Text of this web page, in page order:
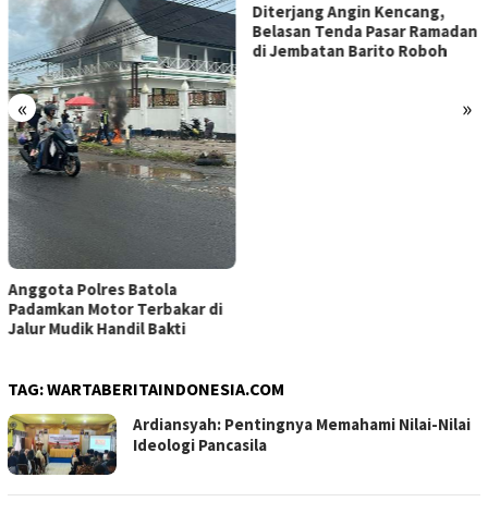
« »
Anggota Polres Batola
Padamkan Motor Terbakar di
Jalur Mudik Handil Bakti
Diterjang Angin Kencang,
Belasan Tenda Pasar Ramadan
di Jembatan Barito Roboh
TAG:WARTABERITAINDONESIA.COM
Ardiansyah: Pentingnya Memahami Nilai-Nilai
Ideologi Pancasila